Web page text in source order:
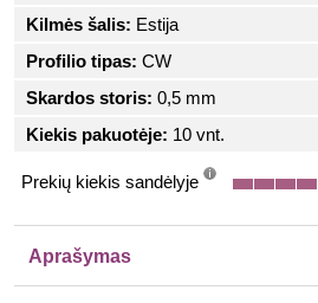
Kilmės šalis: Estija
Profilio tipas: CW
Skardos storis: 0,5 mm
Kiekis pakuotėje: 10 vnt.
Prekių kiekis sandėlyje
Aprašymas